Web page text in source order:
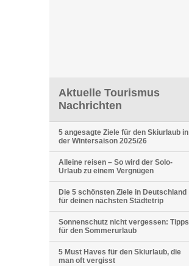
Aktuelle Tourismus
Nachrichten
5 angesagte Ziele für den Skiurlaub in
der Wintersaison 2025/26
Alleine reisen – So wird der Solo-
Urlaub zu einem Vergnügen
Die 5 schönsten Ziele in Deutschland
für deinen nächsten Städtetrip
Sonnenschutz nicht vergessen: Tipps
für den Sommerurlaub
5 Must Haves für den Skiurlaub, die
man oft vergisst